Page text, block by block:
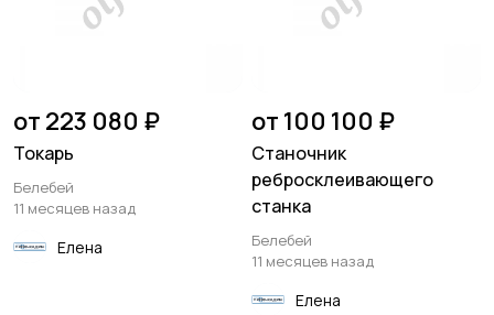
от 223 080 ₽
Токарь
Белебей
11 месяцев назад
Елена
от 100 100 ₽
Станочник
ребросклеивающего
станка
Белебей
11 месяцев назад
Елена